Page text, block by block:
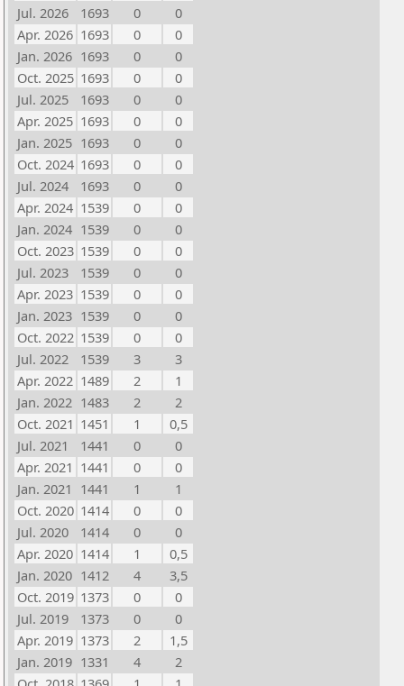
Jul. 2026
1693 0
0
Apr. 2026 1693 0
0
Jan. 2026 1693 0
0
Oct. 2025 1693 0
0
Jul. 2025
1693 0
0
Apr. 2025 1693 0
0
Jan. 2025 1693 0
0
Oct. 2024 1693 0
0
Jul. 2024
1693 0
0
Apr. 2024 1539 0
0
Jan. 2024 1539 0
0
Oct. 2023 1539 0
0
Jul. 2023
1539 0
0
Apr. 2023 1539 0
0
Jan. 2023 1539 0
0
Oct. 2022 1539 0
0
Jul. 2022
1539 3
3
Apr. 2022 1489 2
1
Jan. 2022 1483 2
2
Oct. 2021 1451 1
0,5
Jul. 2021
1441 0
0
Apr. 2021 1441 0
0
Jan. 2021 1441 1
1
Oct. 2020 1414 0
0
Jul. 2020
1414 0
0
Apr. 2020 1414 1
0,5
Jan. 2020 1412 4
3,5
Oct. 2019 1373 0
0
Jul. 2019
1373 0
0
Apr. 2019 1373 2
1,5
Jan. 2019 1331 4
2